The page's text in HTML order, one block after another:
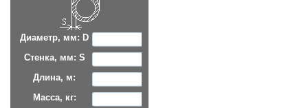
Диаметр, мм: D
Стенка, мм: S
Длина, м:
Масса, кг: